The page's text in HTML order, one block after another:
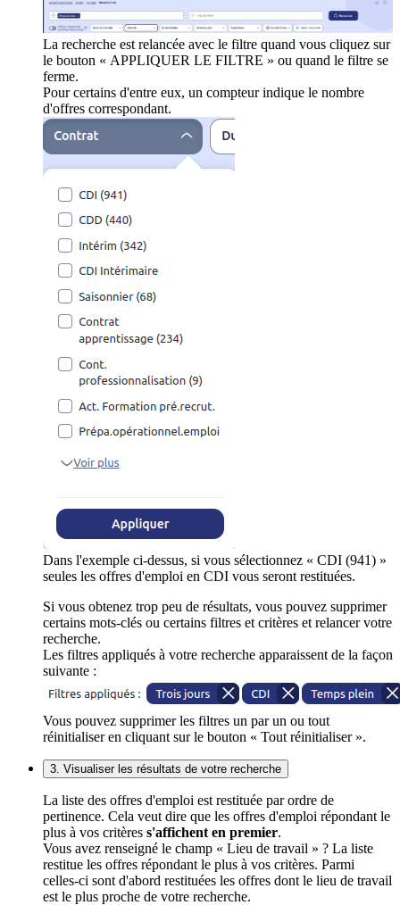
La recherche est relancée avec le filtre quand vous cliquez sur
le bouton « APPLIQUER LE FILTRE » ou quand le filtre se
ferme.
Pour certains d'entre eux, un compteur indique le nombre
d'offres correspondant.
Dans l'exemple ci-dessus, si vous sélectionnez « CDI (941) »
seules les offres d'emploi en CDI vous seront restituées.
Si vous obtenez trop peu de résultats, vous pouvez supprimer
certains mots-clés ou certains filtres et critères et relancer votre
recherche.
Les filtres appliqués à votre recherche apparaissent de la façon
suivante :
Vous pouvez supprimer les filtres un par un ou tout
réinitialiser en cliquant sur le bouton « Tout réinitialiser ».
3. Visualiser les résultats de votre recherche
La liste des offres d'emploi est restituée par ordre de
pertinence. Cela veut dire que les offres d'emploi répondant le
plus à vos critères s'affichent en premier.
Vous avez renseigné le champ « Lieu de travail » ? La liste
restitue les offres répondant le plus à vos critères. Parmi
celles-ci sont d'abord restituées les offres dont le lieu de travail
est le plus proche de votre recherche.